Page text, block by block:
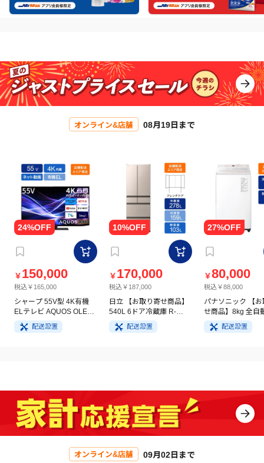
オンライン&店舗 08月19日まで
￥ 150,000
税込￥165,000
シャープ 55V型 4K有機
ELテレビ AQUOS OLED
4T-C55GQ3
配送設置
￥ 170,000
税込￥187,000
日立 【お取り寄せ商品】
540L 6ドア冷蔵庫 R-
HW54V(N) ライトゴール
ド
配送設置
￥80,000
税込￥88,000
パナソニック 【お
せ商品】8kg 全自
洗濯機 NA-
イト
配送設置
オンライン&店舗 09月02日まで